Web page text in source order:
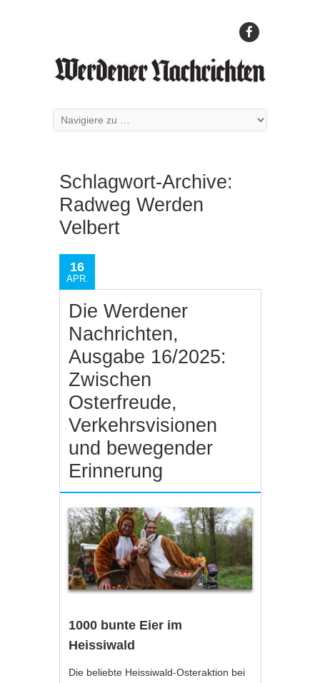
Schlagwort-Archive:
Radweg Werden
Velbert
16
APR.
Die Werdener
Nachrichten,
Ausgabe 16/2025:
Zwischen
Osterfreude,
Verkehrsvisionen
und bewegender
Erinnerung
1000 bunte Eier im
Heissiwald
Die beliebte Heissiwald-Osteraktion bei